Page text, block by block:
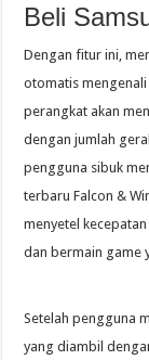
Beli
Dengan fitur ini,
otomatis mengenali
perangkat akan
dengan jumlah
pengguna sibuk
terbaru Falcon &
menyetel
dan bermain game
Setelah pengguna
yang diambil